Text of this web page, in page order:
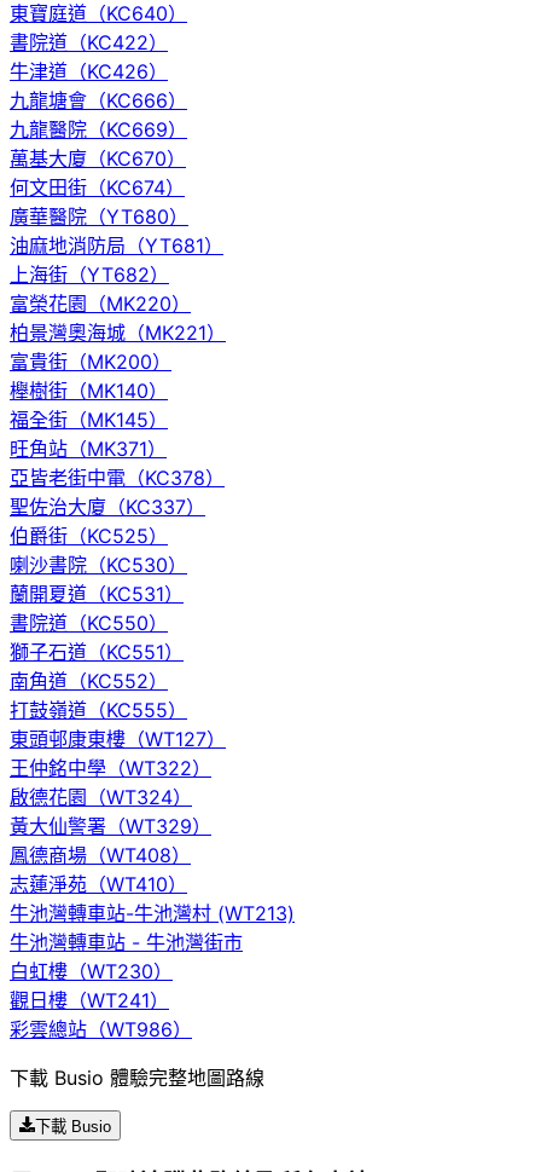
東寶庭道（KC640）
書院道（KC422）
牛津道（KC426）
九龍塘會（KC666）
九龍醫院（KC669）
萬基大廈（KC670）
何文田街（KC674）
廣華醫院（YT680）
油麻地消防局（YT681）
上海街（YT682）
富榮花園（MK220）
柏景灣奧海城（MK221）
富貴街（MK200）
櫸樹街（MK140）
福全街（MK145）
旺角站（MK371）
亞皆老街中電（KC378）
聖佐治大廈（KC337）
伯爵街（KC525）
喇沙書院（KC530）
蘭開夏道（KC531）
書院道（KC550）
獅子石道（KC551）
南角道（KC552）
打鼓嶺道（KC555）
東頭邨康東樓（WT127）
王仲銘中學（WT322）
啟德花園（WT324）
黃大仙警署（WT329）
鳳德商場（WT408）
志蓮淨苑（WT410）
牛池灣轉車站-牛池灣村 (WT213)
牛池灣轉車站 - 牛池灣街市
白虹樓（WT230）
觀日樓（WT241）
彩雲總站（WT986）
下載 Busio 體驗完整地圖路線
下載 Busio